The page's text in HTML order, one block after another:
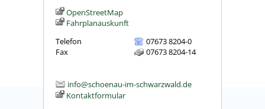
OpenStreetMap
Fahrplanauskunft
Telefon
07673 8204-0
Fax
07673 8204-14
info@schoenau-im-schwarzwald.de
Kontaktformular